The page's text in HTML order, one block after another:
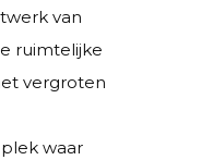
van
ruimtelijke
vergroten
waar